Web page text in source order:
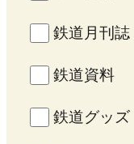
鉄道月刊誌
鉄道資料
鉄道グッズ